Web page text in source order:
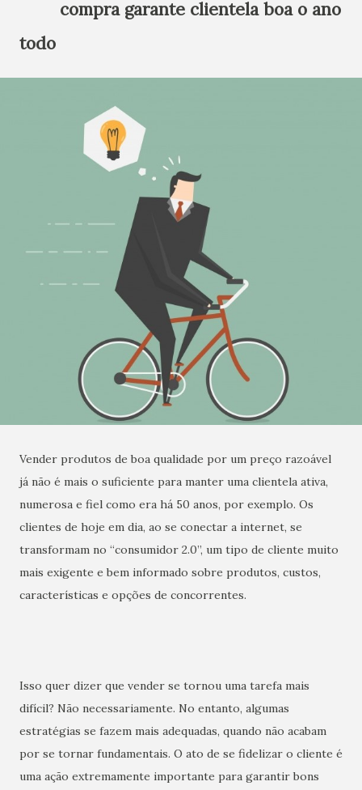
compra garante clientela boa o ano
todo
Vender produtos de boa qualidade por um preço razoável
já não é mais o suficiente para manter uma clientela ativa,
numerosa e fiel como era há 50 anos, por exemplo. Os
clientes de hoje em dia, ao se conectar a internet, se
transformam no “consumidor 2.0”, um tipo de cliente muito
mais exigente e bem informado sobre produtos, custos,
características e opções de concorrentes.
Isso quer dizer que vender se tornou uma tarefa mais
difícil? Não necessariamente. No entanto, algumas
estratégias se fazem mais adequadas, quando não acabam
por se tornar fundamentais. O ato de se fidelizar o cliente é
uma ação extremamente importante para garantir bons